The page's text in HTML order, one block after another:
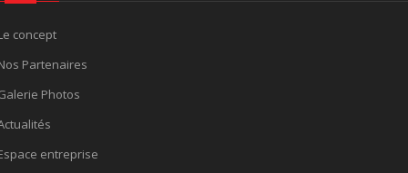
concept
Partenaires
Photos
entreprise